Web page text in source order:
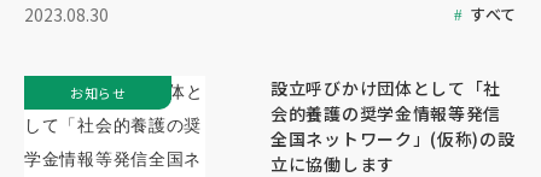
2023.08.30 すべて
設立呼びかけ団体として「社
会的養護の奨学金情報等発信
全国ネットワーク」(仮称)の設
立に協働します
お知らせ